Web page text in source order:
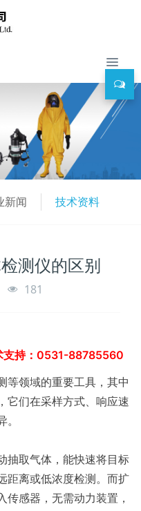
新闻 技术资料
测仪的区别
181
支持：0531-88785560
等领域的重要工具，其中
它们在采样方式、响应速
抽取气体，能快速将目标
距离或低浓度检测。而扩
感器，无需动力装置，